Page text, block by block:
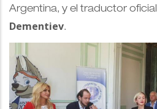
Argentina, y el traductor oficial
Dementiev.